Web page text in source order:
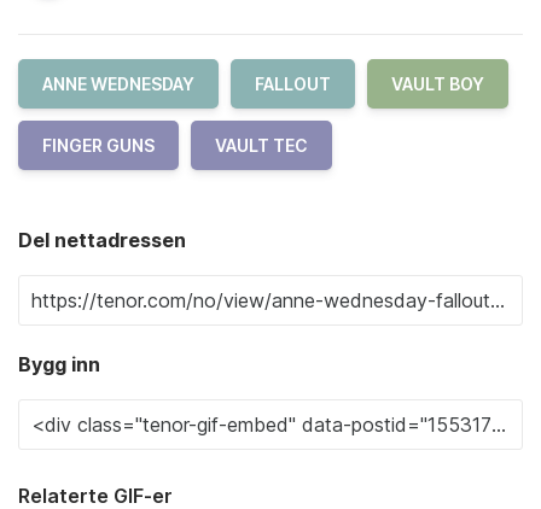
ANNE WEDNESDAY FALLOUT VAULT BOY
FINGER GUNS VAULT TEC
Del nettadressen
Bygg inn
Relaterte GIF-er